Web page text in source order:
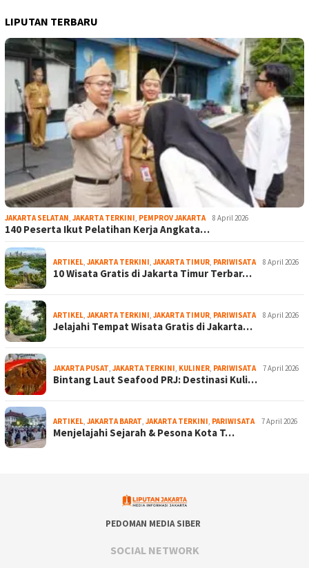
LIPUTAN TERBARU
JAKARTA SELATAN JAKARTA TERKINI PEMPROV JAKARTA 8 April 2026
140 Peserta Ikut Pelatihan Kerja Angkata…
ARTIKEL JAKARTA TERKINI JAKARTA TIMUR PARIWISATA 8 April 2026
10 Wisata Gratis di Jakarta Timur Terbar…
ARTIKEL JAKARTA TERKINI JAKARTA TIMUR PARIWISATA 8 April 2026
Jelajahi Tempat Wisata Gratis di Jakarta…
JAKARTA PUSAT JAKARTA TERKINI KULINER PARIWISATA 7 April 2026
Bintang Laut Seafood PRJ: Destinasi Kuli…
ARTIKEL JAKARTA BARAT JAKARTA TERKINI PARIWISATA 7 April 2026
Menjelajahi Sejarah & Pesona Kota T…
PEDOMAN MEDIA SIBER
SOCIAL NETWORK